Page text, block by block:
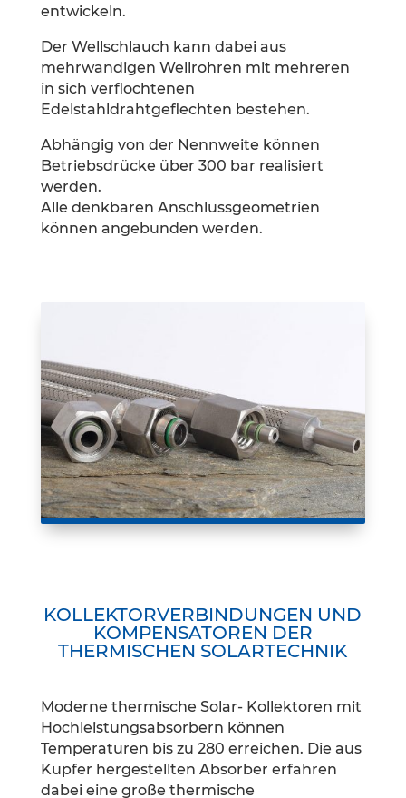
entwickeln.
Der Wellschlauch kann dabei aus
mehrwandigen Wellrohren mit mehreren
in sich verflochtenen
Edelstahldrahtgeflechten bestehen.
Abhängig von der Nennweite können
Betriebsdrücke über 300 bar realisiert
werden.
Alle denkbaren Anschlussgeometrien
können angebunden werden.
KOLLEKTORVERBINDUNGEN UND
KOMPENSATOREN DER
THERMISCHEN SOLARTECHNIK
Moderne thermische Solar- Kollektoren mit
Hochleistungsabsorbern können
Temperaturen bis zu 280 erreichen. Die aus
Kupfer hergestellten Absorber erfahren
dabei eine große thermische